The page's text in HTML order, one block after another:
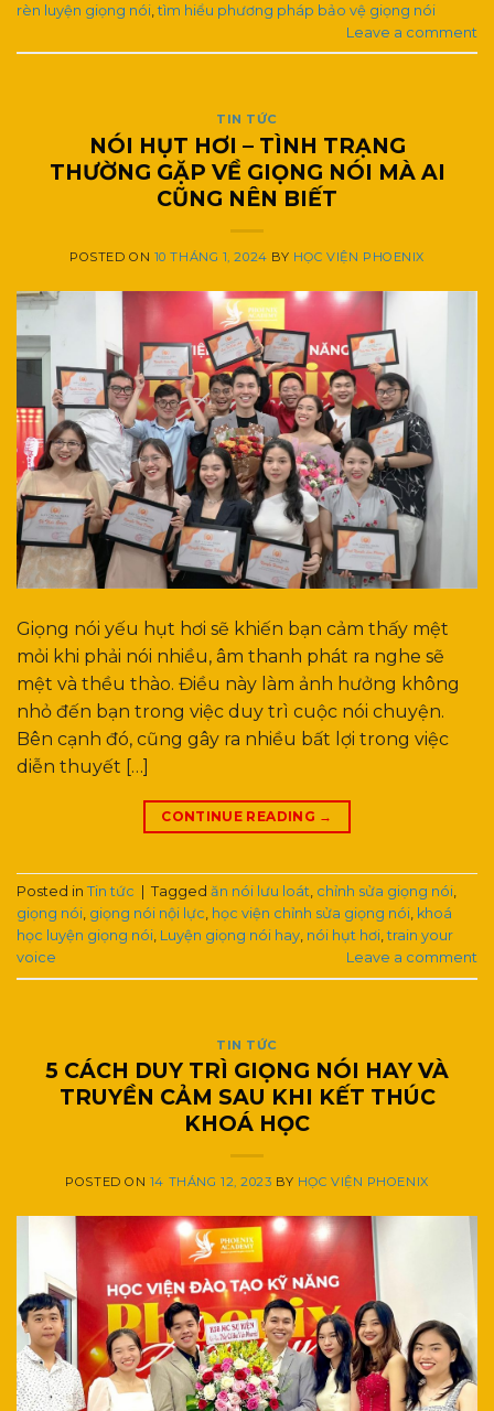
rèn luyện giọng nói ,tìm hiểu phương pháp bảo vệ giọng nói
Leave a comment
TIN TỨC
NÓI HỤT HƠI – TÌNH TRẠNG
THƯỜNG GẶP VỀ GIỌNG NÓI MÀ AI
CŨNG NÊN BIẾT
POSTED ON 10 THÁNG 1, 2024 BY HỌC VIỆN PHOENIX
Giọng nói yếu hụt hơi sẽ khiến bạn cảm thấy mệt
mỏi khi phải nói nhiều, âm thanh phát ra nghe sẽ
mệt và thều thào. Điều này làm ảnh hưởng không
nhỏ đến bạn trong việc duy trì cuộc nói chuyện.
Bên cạnh đó, cũng gây ra nhiều bất lợi trong việc
diễn thuyết […]
CONTINUE READING →
Posted in Tin tức Tagged ăn nói lưu loát, chỉnh sửa giọng nói,
giọng nói, giọng nói nội lực, học viện chỉnh sửa giọng nói, khoá
học luyện giọng nói, Luyện giọng nói hay, nói hụt hơi,train your
voice
Leave a comment
TIN TỨC
5 CÁCH DUY TRÌ GIỌNG NÓI HAY VÀ
TRUYỀN CẢM SAU KHI KẾT THÚC
KHOÁ HỌC
POSTED ON 14 THÁNG 12, 2023 BY HỌC VIỆN PHOENIX